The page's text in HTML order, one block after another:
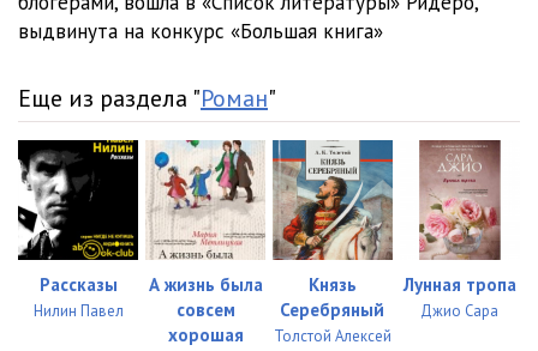
WS16
WS17
WS18 34:29
WS19 11:53
WS20 16:28
WS21 27:42
выдвинута на конкурс «Большая книга»
Еще из раздела "Роман"
Рассказы
Нилин Павел
А жизнь была
совсем
хорошая
Князь
Серебряный
Толстой Алексей
Лунная тропа
Джио Сара